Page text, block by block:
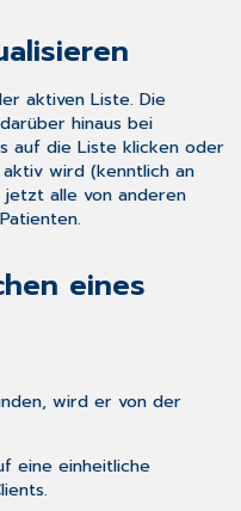
aktiven Liste. Die
hinaus bei
auf die Liste klicken oder
wird (kenntlich an
alle von anderen
eines
wird er von der
eine einheitliche